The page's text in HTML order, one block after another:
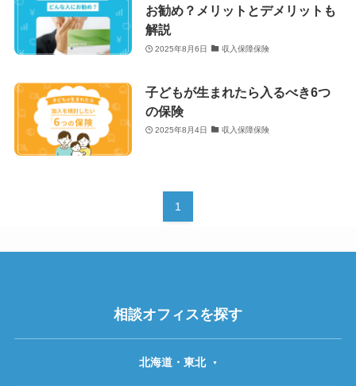
お勧め？メリットとデメリットも
解説
2025年8月6日 収入保障保険
子どもが生まれたら入るべき6つ
の保険
2025年8月4日 収入保障保険
1
相談オフィスを探す
北海道・東北